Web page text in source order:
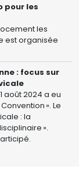
pour les
les
est organisée
: focus sur
août 2024 a eu
». Le
: la
».